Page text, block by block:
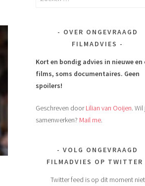
OVER ONGEVRAAGD
FILMADVIES
Kort en bondig advies in nieuwe en
films, soms documentaires. Geen
spoilers!
Geschreven doorLilian van Ooijen. Wil
samenwerken? Mail me.
VOLG ONGEVRAAGD
FILMADVIES OP TWITTER
Twitter feed is op dit moment niet